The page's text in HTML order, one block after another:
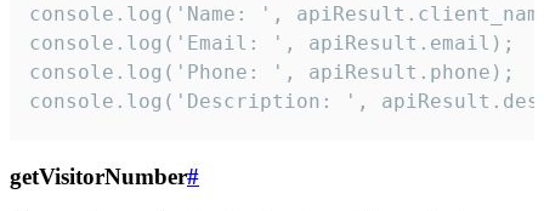
console.log('Name: ',
console.log('Email: ', apiResult.email);
console.log('Phone: ', apiResult.phone);
console.log('Description: ',
getVisitorNumber#